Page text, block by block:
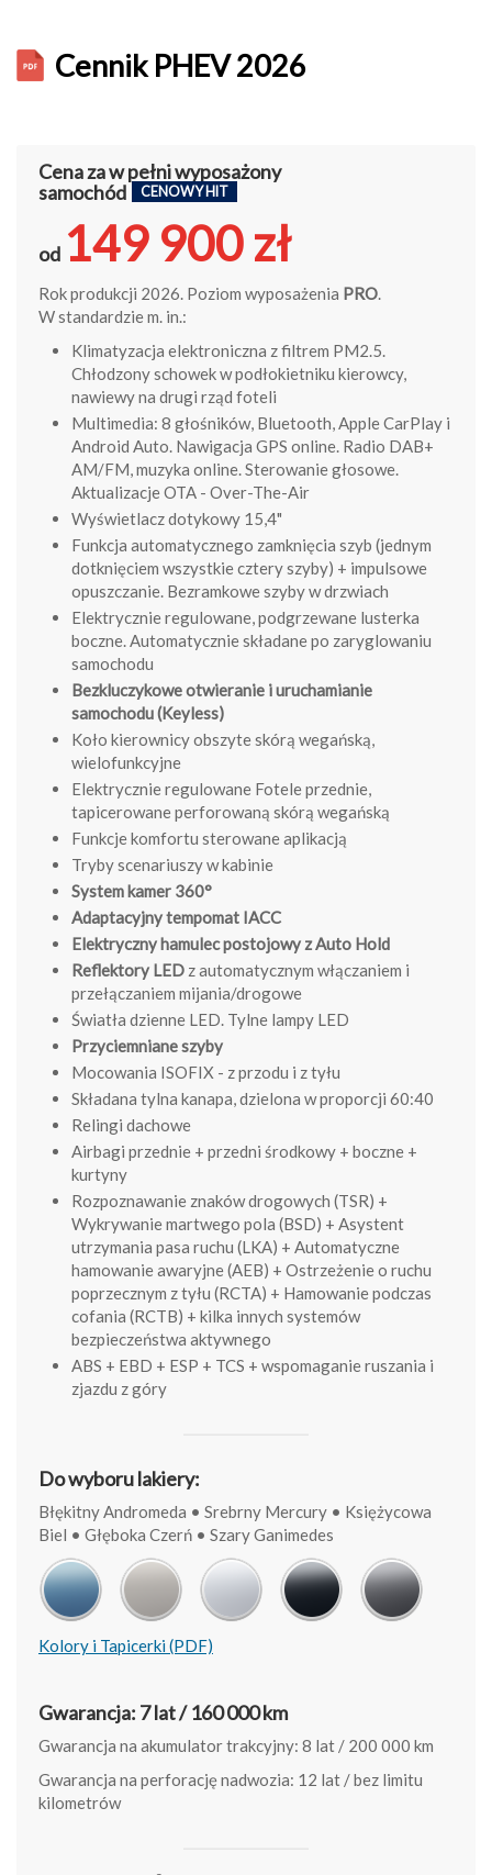
Cennik PHEV 2026
Cena za w pełni wyposażony
samochód
CENOWY HIT
od 149 900 zł
Rok produkcji 2026. Poziom wyposażenia PRO.
W standardzie m. in.:
Klimatyzacja elektroniczna z filtrem PM2.5.
Chłodzony schowek w podłokietniku kierowcy,
nawiewy na drugi rząd foteli
Multimedia: 8 głośników, Bluetooth, Apple CarPlay i
Android Auto. Nawigacja GPS online. Radio DAB+
AM/FM, muzyka online. Sterowanie głosowe.
Aktualizacje OTA - Over-The-Air
Wyświetlacz dotykowy 15,4"
Funkcja automatycznego zamknięcia szyb (jednym
dotknięciem wszystkie cztery szyby) + impulsowe
opuszczanie. Bezramkowe szyby w drzwiach
Elektrycznie regulowane, podgrzewane lusterka
boczne. Automatycznie składane po zaryglowaniu
samochodu
Bezkluczykowe otwieranie i uruchamianie
samochodu (Keyless)
Koło kierownicy obszyte skórą wegańską,
wielofunkcyjne
Elektrycznie regulowane Fotele przednie,
tapicerowane perforowaną skórą wegańską
Funkcje komfortu sterowane aplikacją
Tryby scenariuszy w kabinie
System kamer 360°
Adaptacyjny tempomat IACC
Elektryczny hamulec postojowy z Auto Hold
Reflektory LED z automatycznym włączaniem i
przełączaniem mijania/drogowe
Światła dzienne LED. Tylne lampy LED
Przyciemniane szyby
Mocowania ISOFIX - z przodu i z tyłu
Składana tylna kanapa, dzielona w proporcji 60:40
Relingi dachowe
Airbagi przednie + przedni środkowy + boczne +
kurtyny
Rozpoznawanie znaków drogowych (TSR) +
Wykrywanie martwego pola (BSD) + Asystent
utrzymania pasa ruchu (LKA) + Automatyczne
hamowanie awaryjne (AEB) + Ostrzeżenie o ruchu
poprzecznym z tyłu (RCTA) + Hamowanie podczas
cofania (RCTB) + kilka innych systemów
bezpieczeństwa aktywnego
ABS + EBD + ESP + TCS + wspomaganie ruszania i
zjazdu z góry
Do wyboru lakiery:
Błękitny Andromeda • Srebrny Mercury • Księżycowa
Biel • Głęboka Czerń • Szary Ganimedes
Kolory i Tapicerki (PDF)
Gwarancja: 7 lat / 160 000 km
Gwarancja na akumulator trakcyjny: 8 lat / 200 000 km
Gwarancja na perforację nadwozia: 12 lat / bez limitu
kilometrów